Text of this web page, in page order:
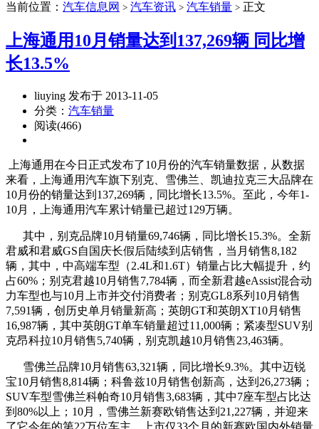
当前位置： 汽车信息网 > 汽车资讯 > 汽车销量 > 正文
上海通用10月销量达到137,269辆 同比增
长13.5%
liuying 发布于 2013-11-05
分类： 汽车销量
阅读(466)
上海通用在今日正式发布了10月份的汽车销量数据，从数据
来看，上海通用汽车旗下别克、雪佛兰、凯迪拉克三大品牌在
10月份的销量达到137,269辆，同比增长13.5%。至此，今年1-
10月，上海通用汽车累计销量已超过129万辆。
其中，别克品牌10月销量69,746辆，同比增长15.3%。全新
君威和君威GS自国庆长假后陆续到店销售，当月销售8,182
辆，其中，中高端车型（2.4L和1.6T）销量占比大幅提升，约
占60%；别克君越10月销售7,784辆，而全新君越eAssist混合动
力车型也与10月上市并交付消费者；别克GL8系列10月销售
7,591辆，创历史单月销量新高；英朗GT和英朗XT10月销售
16,987辆，其中英朗GT单车销量超过11,000辆；紧凑型SUV别
克昂科拉10月销售5,740辆，别克凯越10月销售23,463辆。
雪佛兰品牌10月销售63,321辆，同比增长9.3%。其中迈锐
宝10月销售8,814辆；科鲁兹10月销售创新高，达到26,273辆；
SUV车型雪佛兰科帕奇10月销售3,683辆，其中7座车型占比达
到80%以上；10月，雪佛兰新赛欧销售达到21,227辆，并迎来
了它今年的第22万位车主，上市仅33个月的新赛欧国内外销量